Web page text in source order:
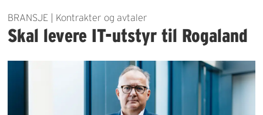
BRANSJE | Kontrakter og avtaler
Skal levere IT-utstyr til Rogaland